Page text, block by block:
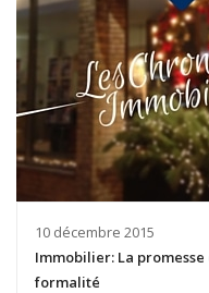
10 décembre 2015
Immobilier: La promesse
formalité